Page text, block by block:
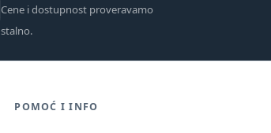
Cene i dostupnost proveravamo
stalno.
POMOĆ I INFO